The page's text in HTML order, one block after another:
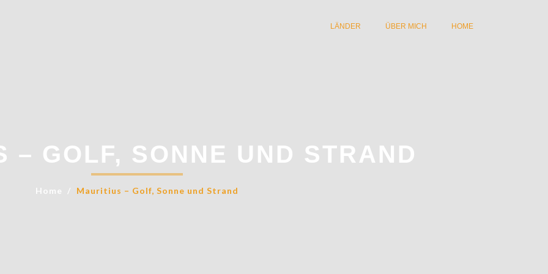
LÄNDER ÜBER MICH HOME
– GOLF, SONNE UND STRAND
Home Mauritius – Golf, Sonne und Strand